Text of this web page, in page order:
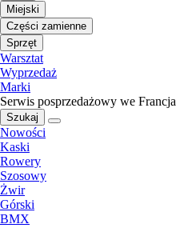
Miejski
Części zamienne
Sprzęt
Warsztat
Wyprzedaż
Marki
Serwis posprzedażowy we Francja
Szukaj
Nowości
Kaski
Rowery
Szosowy
Żwir
Górski
BMX